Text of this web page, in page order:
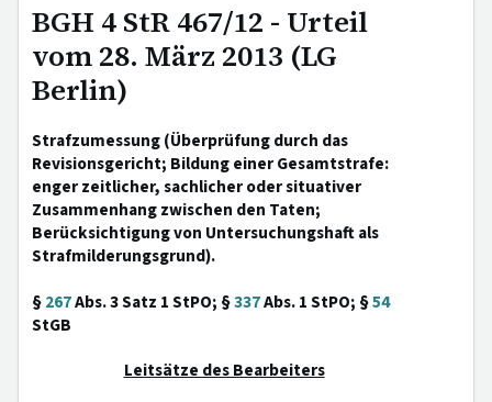
BGH 4 StR 467/12 - Urteil
vom 28. März 2013 (LG
Berlin)
Strafzumessung (Überprüfung durch das
Revisionsgericht; Bildung einer Gesamtstrafe:
enger zeitlicher, sachlicher oder situativer
Zusammenhang zwischen den Taten;
Berücksichtigung von Untersuchungshaft als
Strafmilderungsgrund).
§267Abs. 3 Satz 1 StPO; §337Abs. 1 StPO; §54
StGB
Leitsätze des Bearbeiters